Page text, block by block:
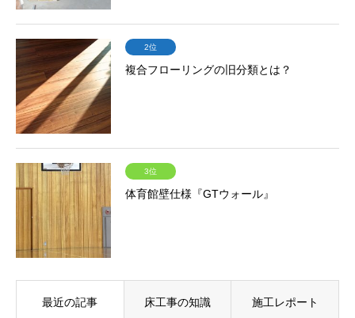
2位
複合フローリングの旧分類とは？
3位
体育館壁仕様『GTウォール』
最近の記事 床工事の知識 施工レポート